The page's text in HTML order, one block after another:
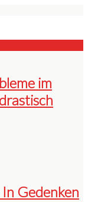
im
Gedenken